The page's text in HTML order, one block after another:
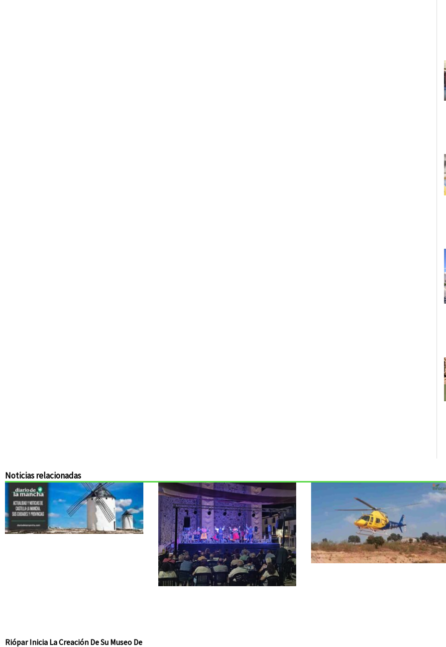
Noticias relacionadas
Riópar Inicia La Creación De Su Museo De